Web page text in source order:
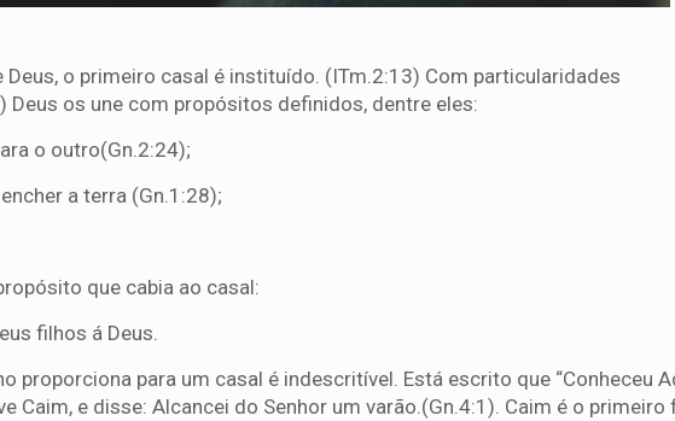
o primeiro casal é instituído. (ITm.2:13) Com particularidades
os une com propósitos definidos, dentre eles:
o outro(Gn.2:24);
a terra (Gn.1:28);
que cabia ao casal:
filhos á Deus.
proporciona para um casal é indescritível. Está escrito que “Conheceu
Caim, e disse: Alcancei do Senhor um varão.(Gn.4:1). Caim é o primeiro